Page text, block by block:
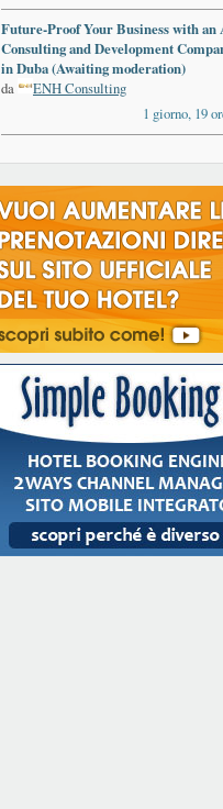
Future-Proof Your Business with an
Consulting and Development
in Duba (Awaiting moderation)
da
ENH Consulting
1 giorno, 19